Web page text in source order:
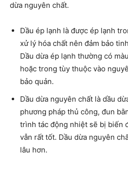
dừa nguyên chất.
Dầu ép lạnh là được ép lạnh
xử lý hóa chất nên đảm bảo
Dầu dừa ép lạnh thường có
hoặc trong tùy thuộc vào
bảo quản.
Dầu dừa nguyên chất là dầu
phương pháp thủ công, đun
trình tác động nhiệt sẽ bị biến
vẫn rất tốt. Dầu dừa nguyên
lâu hơn.